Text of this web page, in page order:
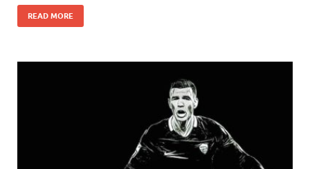
READ MORE